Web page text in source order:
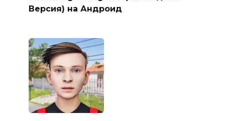
Версия) на Андроид